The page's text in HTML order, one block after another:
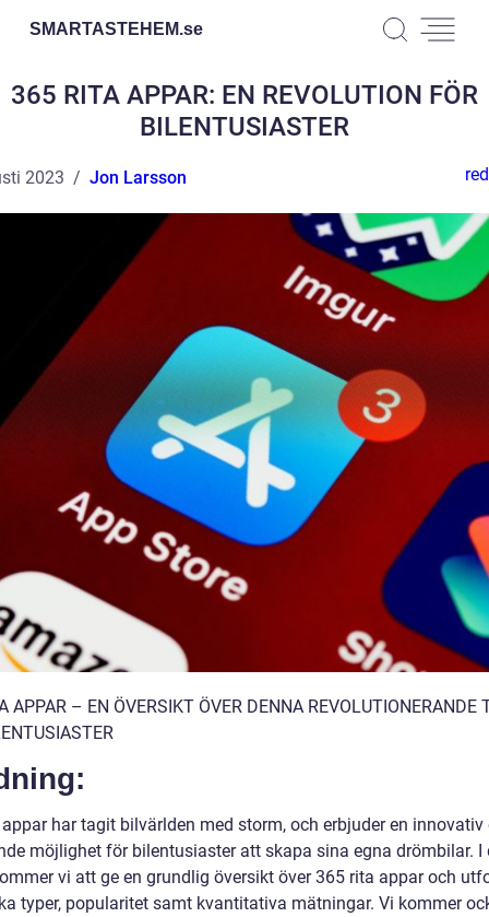
SMARTASTEHEM.se
365 RITA APPAR: EN REVOLUTION FÖR
BILENTUSIASTER
2023 Jon Larsson
APPAR – EN ÖVERSIKT ÖVER DENNA REVOLUTIONERANDE
har tagit bilvärlden med storm, och erbjuder en innovativ
möjlighet för bilentusiaster att skapa sina egna drömbilar. I
vi att ge en grundlig översikt över 365 rita appar och
typer, popularitet samt kvantitativa mätningar. Vi kommer